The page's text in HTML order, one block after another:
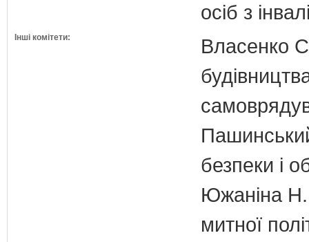
осіб з
Інші комітети:
Власенко
безпеки і
Южаніна
митної